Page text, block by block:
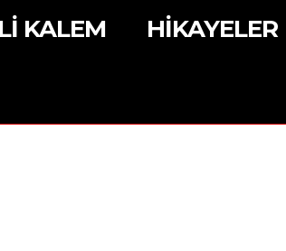
KALEM HIKAYELER